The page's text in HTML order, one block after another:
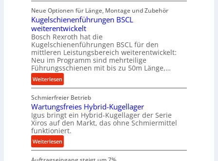
f
ü
r
r
a
u
e
U
m
g
e
b
u
n
g
e
i
g
i
t
a
e
r
W
k
z
e
g
k
Neue Optionen für Länge, Montage und Zubehör
Kugelschienenführungen BSCL
weiterentwickelt
Bosch Rexroth hat die
Kugelschienenführungen BSCL für den
mittleren Leistungsbereich weiterentwickelt:
Neu im Programm sind mehrteilige
Führungsschienen mit bis zu 50m Länge,…
Weiterlesen:
K
u
g
e
l
s
c
h
Schmierfreier Betrieb
Wartungsfreies Hybrid-Kugellager
Igus bringt ein Hybrid-Kugellager der Serie
Xiros auf den Markt, das ohne Schmiermittel
funktioniert.
Weiterlesen:
W
a